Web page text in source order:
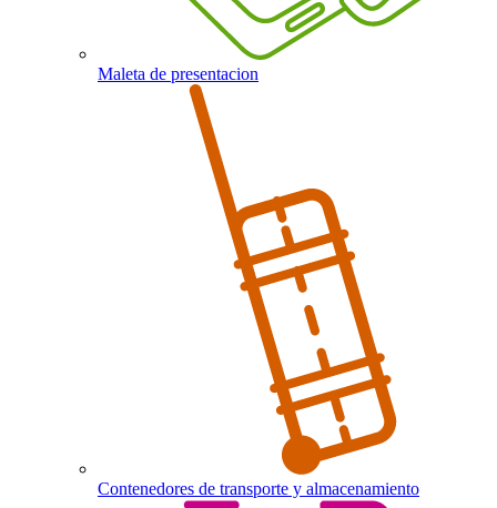
Maleta de presentacion
Contenedores de transporte y almacenamiento